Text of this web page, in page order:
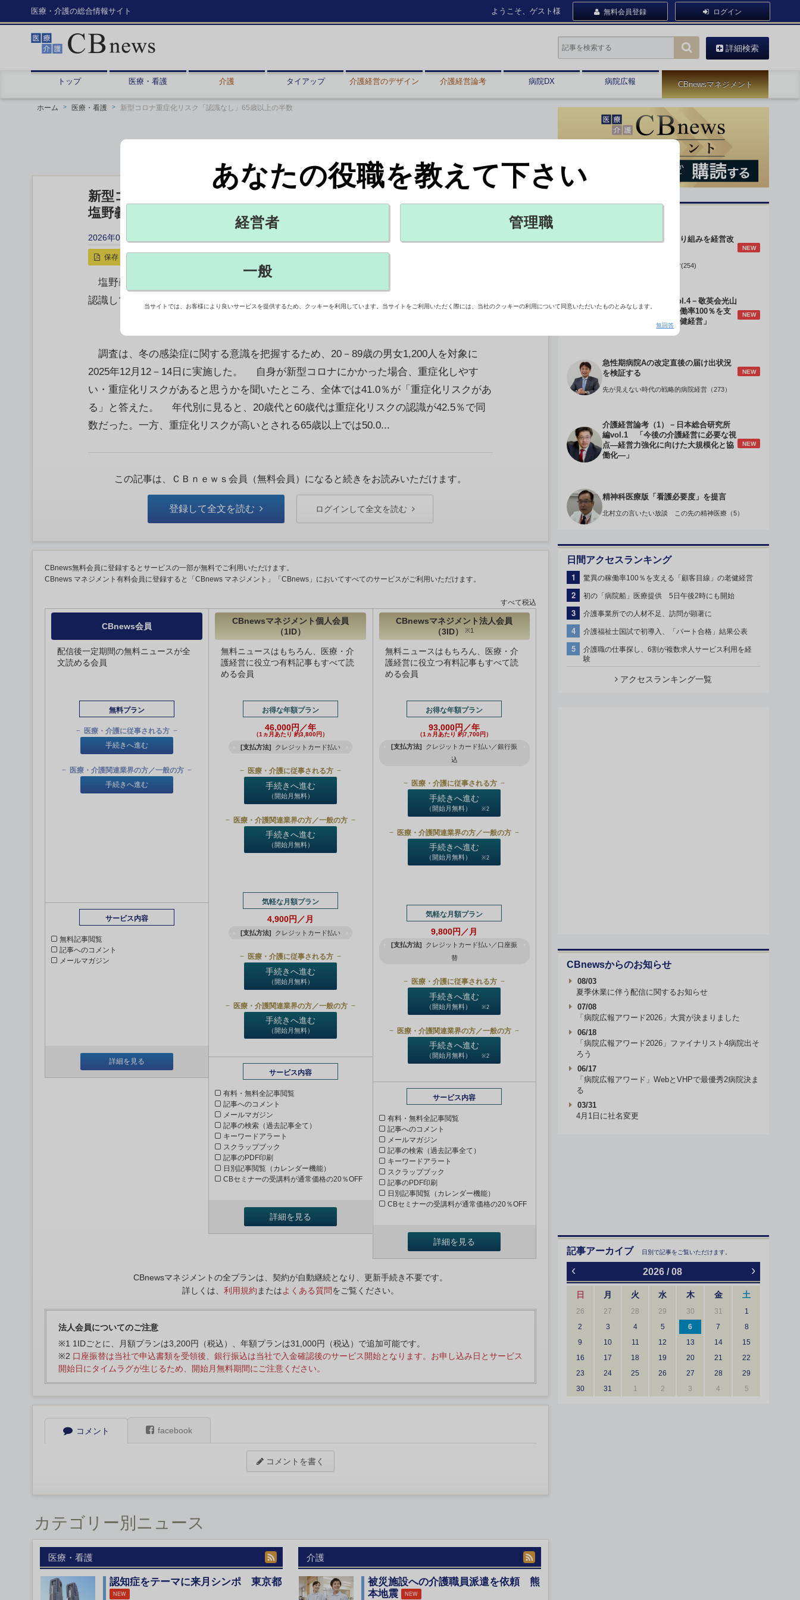
医療・介護の総合情報サイト ようこそ、ゲスト様 無料会員登録 ログイン
詳細検索
トップ 医療・看護 介護 タイアップ 介護経営のデザイン 介護経営論考 病院DX 病院広報 CBnewsマネジメント
ホーム 医療・看護 新型コロナ重症化リスク「認識なし」65歳以上の半数
新型コロナ重症化リスク「認識なし」65歳以上の半数
塩野義製薬調べ
2026年01月19日 12:05
保存
塩野義製薬は、新型コロナウイルス感染症の重症化リスクについて65歳以上の半数が
認識していないとする調査結果を公表した。
調査は、冬の感染症に関する意識を把握するため、20－89歳の男女1,200人を対象に
2025年12月12－14日に実施した。 自身が新型コロナにかかった場合、重症化しやす
い・重症化リスクがあると思うかを聞いたところ、全体では41.0％が「重症化リスクがあ
る」と答えた。 年代別に見ると、20歳代と60歳代は重症化リスクの認識が42.5％で同
数だった。一方、重症化リスクが高いとされる65歳以上では50.0...
この記事は、ＣＢｎｅｗｓ会員（無料会員）になると続きをお読みいただけます。
登録して全文を読む ログインして全文を読む
CBnews無料会員に登録するとサービスの一部が無料でご利用いただけます。
CBnews マネジメント有料会員に登録すると「CBnews マネジメント」「CBnews」においてすべてのサービスがご利用いただけます。
すべて税込
CBnews会員
配信後一定期間の無料ニュースが全
文読める会員
無料プラン
医療・介護に従事される方
手続きへ進む
医療・介護関連業界の方／一般の方
手続きへ進む
サービス内容
無料記事閲覧
記事へのコメント
メールマガジン
詳細を見る
CBnewsマネジメント個人会員
（1ID）
無料ニュースはもちろん、医療・介
護経営に役立つ有料記事もすべて読
める会員
お得な年額プラン
46,000円／年
（1ヵ月あたり 約3,800円）
[支払方法] クレジットカード払い
医療・介護に従事される方
手続きへ進む
（開始月無料）
医療・介護関連業界の方／一般の方
手続きへ進む
（開始月無料）
気軽な月額プラン
4,900円／月
[支払方法] クレジットカード払い
医療・介護に従事される方
手続きへ進む
（開始月無料）
医療・介護関連業界の方／一般の方
手続きへ進む
（開始月無料）
サービス内容
有料・無料全記事閲覧
記事へのコメント
メールマガジン
記事の検索（過去記事全て）
キーワードアラート
スクラップブック
記事のPDF印刷
日別記事閲覧（カレンダー機能）
CBセミナーの受講料が通常価格の20％OFF
詳細を見る
CBnewsマネジメント法人会員
（3ID）
※1
無料ニュースはもちろん、医療・介
護経営に役立つ有料記事もすべて読
める会員
お得な年額プラン
93,000円／年
（1ヵ月あたり 約7,700円）
[支払方法]
クレジットカード払い／銀行振
込
医療・介護に従事される方
手続きへ進む
（開始月無料） ※2
医療・介護関連業界の方／一般の方
手続きへ進む
（開始月無料） ※2
気軽な月額プラン
9,800円／月
[支払方法]
クレジットカード払い／口座振
替
医療・介護に従事される方
手続きへ進む
（開始月無料） ※2
医療・介護関連業界の方／一般の方
手続きへ進む
（開始月無料） ※2
サービス内容
有料・無料全記事閲覧
記事へのコメント
メールマガジン
記事の検索（過去記事全て）
キーワードアラート
スクラップブック
記事のPDF印刷
日別記事閲覧（カレンダー機能）
CBセミナーの受講料が通常価格の20％OFF
詳細を見る
CBnewsマネジメントの全プランは、契約が自動継続となり、更新手続き不要です。
詳しくは、 利用規約 またはよくある質問をご覧ください。
法人会員についてのご注意
※1 1IDごとに、月額プランは3,200円（税込）、年額プランは31,000円（税込）で追加可能です。
※2 口座振替は当社で申込書類を受領後、銀行振込は当社で入金確認後のサービス開始となります。お申し込み日とサービス
開始日にタイムラグが生じるため、開始月無料期間にご注意ください。
コメント facebook
コメントを書く
カテゴリー別ニュース
医療・看護
認知症をテーマに来月シンポ 東京都
NEW
介護
被災施設への介護職員派遣を依頼 熊
本地震
NEW
身体的拘束最小化の取り組みを経営改
NEW
データで読み解く病院経営(254)
介護経営のデザインVol.4－敬英会光山
誠理事長 「驚異の稼働率100％を支
える『顧客目線』の老健経営」
NEW
急性期病院Aの改定直後の届け出状況
を検証する
NEW
先が見えない時代の戦略的病院経営（273）
介護経営論考（1）－日本総合研究所
編vol.1 「今後の介護経営に必要な視
点―経営力強化に向けた大規模化と協
働化―」
NEW
精神科医療版「看護必要度」を提言
北村立の言いたい放談 この先の精神医療（5）
日間アクセスランキング
1 驚異の稼働率100％を支える「顧客目線」の老健経営
2 初の「病院船」医療提供 5日午後2時にも開始
3 介護事業所での人材不足、訪問が顕著に
4 介護福祉士国試で初導入、「パート合格」結果公表
5
介護職の仕事探し、6割が複数求人サービス利用を経
験
アクセスランキング一覧
CBnewsからのお知らせ
08/03
夏季休業に伴う配信に関するお知らせ
07/08
「病院広報アワード2026」大賞が決まりました
06/18
「病院広報アワード2026」ファイナリスト4病院出そ
ろう
06/17
「病院広報アワード」WebとVHPで最優秀2病院決ま
る
03/31
4月1日に社名変更
記事アーカイブ 日別で記事をご覧いただけます。
‹ 2026 / 08 ›
日 月 火 水 木 金 土
26 27 28 29 30 31
1
2
3 4 5 6 7
8
9
10 11 12 13 14
15
16
17 18 19 20 21
22
23
24 25 26 27 28
29
30
31 1 2 3 4 5
あなたの役職を教えて下さい
経営者 管理職
一般
当サイトでは、お客様により良いサービスを提供するため、クッキーを利用しています。当サイトをご利用いただく際には、当社のクッキーの利用について同意いただいたものとみなします。
無回答